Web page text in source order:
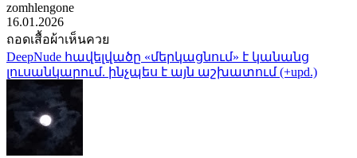
zomhlengone
16.01.2026
ถอดเสื้อผ้าเห็นควย
DeepNude հավելվածը «մերկացնում» է կանանց
լուսանկարում. ինչպես է այն աշխատում (+upd.)